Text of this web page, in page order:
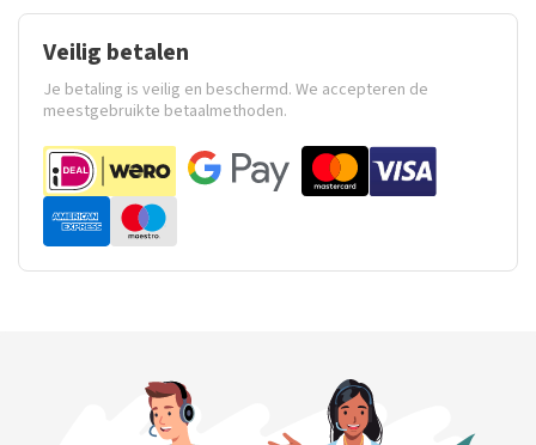
Veilig betalen
Je betaling is veilig en beschermd. We accepteren de
meestgebruikte betaalmethoden.